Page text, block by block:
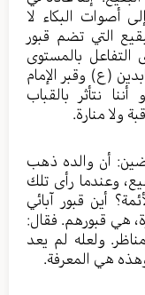
أصوات البكاء لا
التي تضم قبور
بالمستوى
(ع) وقبر الإمام
نتأثر بالقباب
ولا منارة.
أن والده ذهب
وعندما رأى تلك
أين قبور آبائي
هي قبورهم. فقال:
ولعله لم يعد
هي المعرفة.